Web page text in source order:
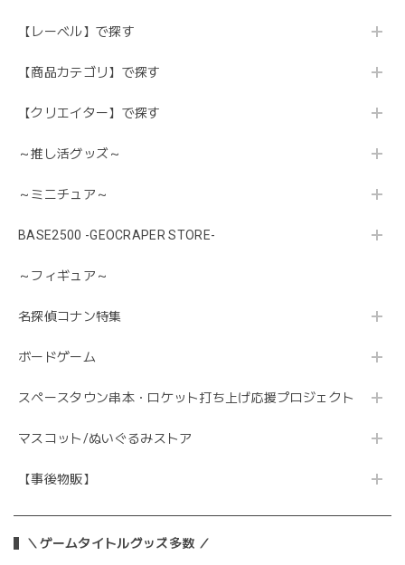
【レーベル】で探す
【商品カテゴリ】で探す
【クリエイター】で探す
～推し活グッズ～
～ミニチュア～
BASE2500 -GEOCRAPER STORE-
～フィギュア～
名探偵コナン特集
ボードゲーム
スペースタウン串本・ロケット打ち上げ応援プロジェクト
マスコット/ぬいぐるみストア
【事後物販】
＼ゲームタイトルグッズ多数 ／